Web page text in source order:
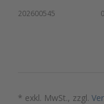
202600545
* exkl. MwSt., zzgl.